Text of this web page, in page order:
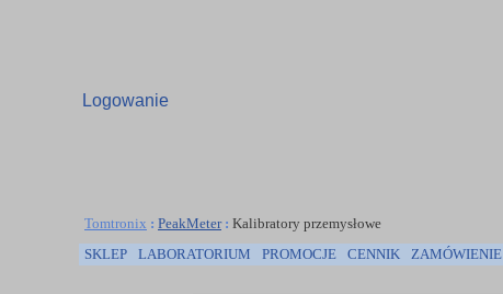
Logowanie
Tomtronix : PeakMeter: Kalibratory przemysłowe
SKLEP
LABORATORIUM PROMOCJE CENNIK ZAMÓWIENIE